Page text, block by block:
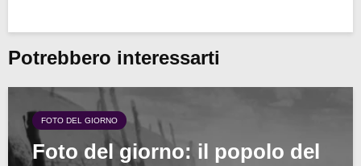
Potrebbero interessarti
FOTO DEL GIORNO
Foto del giorno: il popolo del